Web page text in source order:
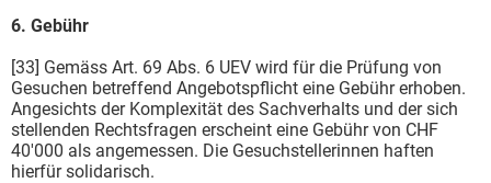
6. Gebühr
[33] Gemäss Art. 69 Abs. 6 UEV wird für die Prüfung von
Gesuchen betreffend Angebotspflicht eine Gebühr erhoben.
Angesichts der Komplexität des Sachverhalts und der sich
stellenden Rechtsfragen erscheint eine Gebühr von CHF
40'000 als angemessen. Die Gesuchstellerinnen haften
hierfür solidarisch.